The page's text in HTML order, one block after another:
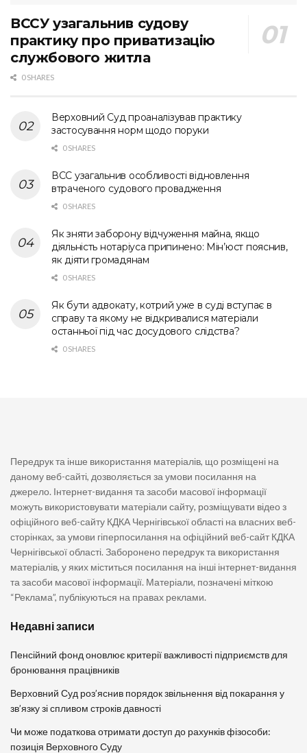
ВССУ узагальнив судову
практику про приватизацію
службового житла
0 SHARES
Верховний Суд проаналізував практику
застосування норм щодо поруки
0 SHARES
ВСС узагальнив особливості відновлення
втраченого судового провадження
0 SHARES
Як зняти заборону відчуження майна, якщо
діяльність нотаріуса припинено: Мін’юст пояснив,
як діяти громадянам
0 SHARES
Як бути адвокату, котрий уже в суді вступає в
справу та якому не відкривалися матеріали
останньої під час досудового слідства?
0 SHARES
Передрук та інше використання матеріалів, що розміщені на
даному веб-сайті, дозволяється за умови посилання на
джерело. Інтернет-видання та засоби масової інформації
можуть використовувати матеріали сайту, розміщувати відео з
офіційного веб-сайту КДКА Чернігівської області на власних веб-
сторінках, за умови гіперпосилання на офіційний веб-сайт КДКА
Чернігівської області. Заборонено передрук та використання
матеріалів, у яких міститься посилання на інші інтернет-видання
та засоби масової інформації. Матеріали, позначені міткою
“Реклама”, публікуються на правах реклами.
Недавні записи
Пенсійний фонд оновлює критерії важливості підприємств для
бронювання працівників
Верховний Суд роз’яснив порядок звільнення від покарання у
зв’язку зі спливом строків давності
Чи може податкова отримати доступ до рахунків фізособи:
позиція Верховного Суду